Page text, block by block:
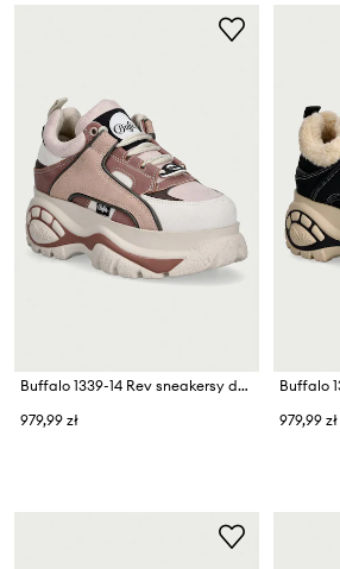
Buffalo 1339-14 Rev sneakersy damskie
979,99 zł
979,99 zł